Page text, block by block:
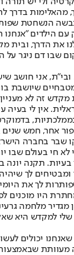
מהאלימות בדרך
הנשחטת
עם הילדים "אנחנו
את הדרך, ובית
שבו דם ניגר על
אני חושב
שיושבת
זה לא
אין לי
אחר, חמש
שבר בחברה
חי בעולם שבו
בעיות. תקנה
לך את
היו מוכנים
מגדיר מלחמה
למקדש היא
שאנחנו יכולים
מעוותת